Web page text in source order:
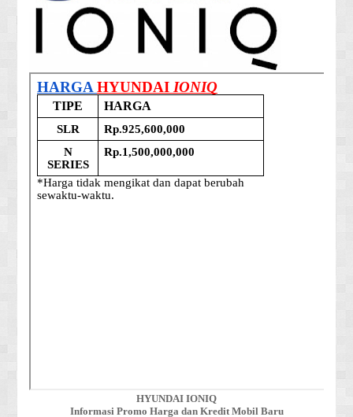
HYUNDAI IONIQ
Informasi Promo Harga dan Kredit Mobil Baru